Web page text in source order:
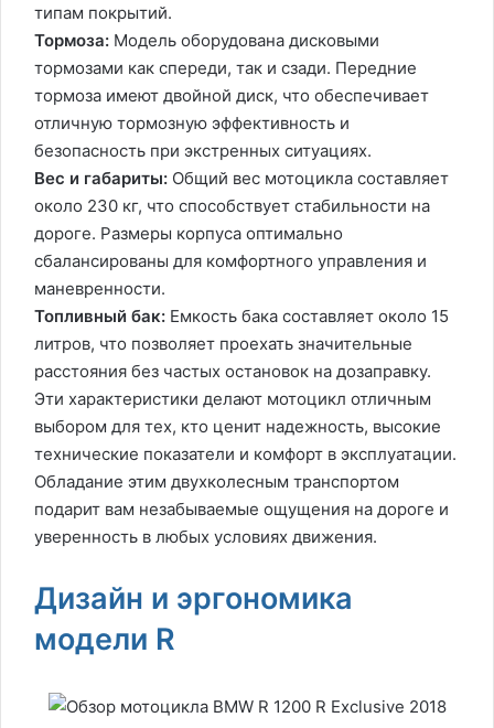
типам покрытий.
Тормоза: Модель оборудована дисковыми
тормозами как спереди, так и сзади. Передние
тормоза имеют двойной диск, что обеспечивает
отличную тормозную эффективность и
безопасность при экстренных ситуациях.
Вес и габариты: Общий вес мотоцикла составляет
около 230 кг, что способствует стабильности на
дороге. Размеры корпуса оптимально
сбалансированы для комфортного управления и
маневренности.
Топливный бак: Емкость бака составляет около 15
литров, что позволяет проехать значительные
расстояния без частых остановок на дозаправку.
Эти характеристики делают мотоцикл отличным
выбором для тех, кто ценит надежность, высокие
технические показатели и комфорт в эксплуатации.
Обладание этим двухколесным транспортом
подарит вам незабываемые ощущения на дороге и
уверенность в любых условиях движения.
Дизайн и эргономика
модели R